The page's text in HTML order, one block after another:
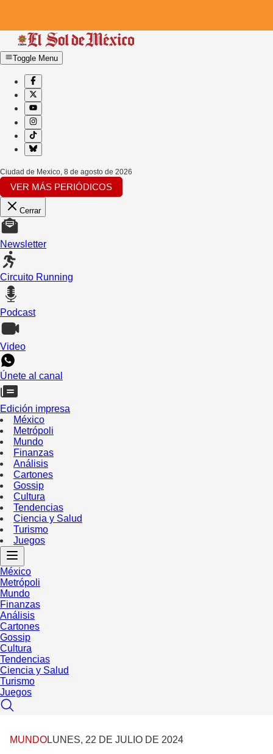
Toggle Menu
Ciudad de Mexico, 8 de agosto de 2026
VER MÁS PERIÓDICOS
Cerrar
Newsletter
Circuito Running
Podcast
Video
Únete al canal
Edición impresa
México
Metrópoli
Mundo
Finanzas
Análisis
Cartones
Gossip
Cultura
Tendencias
Ciencia y Salud
Turismo
Juegos
México
Metrópoli
Mundo
Finanzas
Análisis
Cartones
Gossip
Cultura
Tendencias
Ciencia y Salud
Turismo
Juegos
MUNDOLUNES, 22 DE JULIO DE 2024